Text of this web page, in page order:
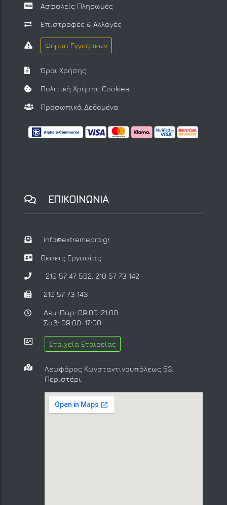
Ασφαλείς Πληρωμές
Επιστροφές & Αλλαγές
Φόρμα Εγγυήσεων
Όροι Χρήσης
Πολιτική Χρήσης Cookies
Προσωπικά Δεδομένα
ΕΠΙΚΟΙΝΩΝΙΑ
info@extremepro.gr
Θέσεις Εργασίας
210 57 47 562, 210 57 73 142
210 57 73 143
Δευ-Παρ: 09:00-21:00
Σαβ: 09:00-17:00
Στοιχεία Εταιρείας
Λεωφόρος Κωνσταντινουπόλεως 53,
Περιστέρι.